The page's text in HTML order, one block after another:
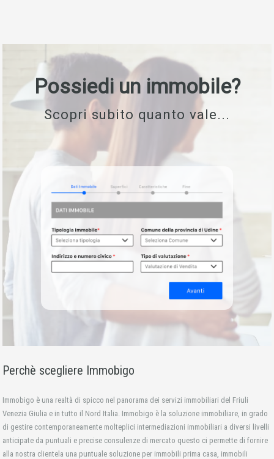
Possiedi un immobile?
Scopri subito quanto vale...
Perchè scegliere Immobigo
Immobigo è una realtà di spicco nel panorama dei servizi immobiliari del Friuli
Venezia Giulia e in tutto il Nord Italia. Immobigo è la soluzione immobiliare, in grado
di gestire contemporaneamente molteplici intermediazioni immobiliari a diversi livelli
anticipate da puntuali e precise consulenze di mercato questo ci permette di fornire
alla nostra clientela una puntuale soluzione per immobili prima casa, immobili